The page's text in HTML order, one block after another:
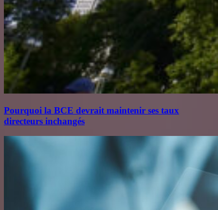
Pourquoi la BCE devrait maintenir ses taux
directeurs inchangés